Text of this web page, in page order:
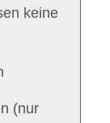
keine
(nur